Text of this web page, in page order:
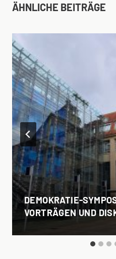
ÄHNLICHE BEITRÄGE
DEMOKRATIE-
VORTRÄGEN UND